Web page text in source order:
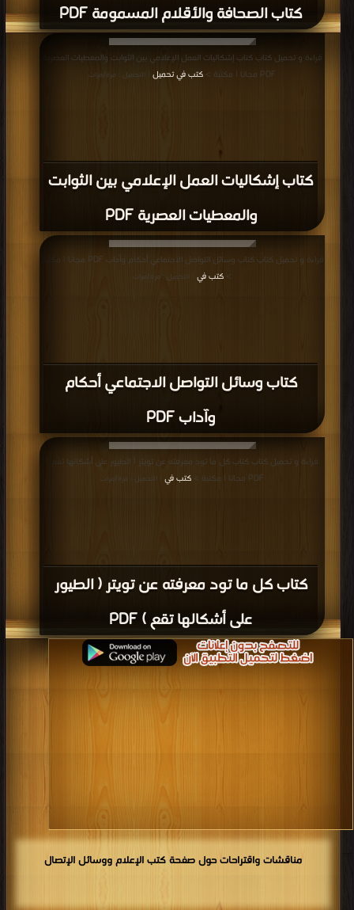
كتاب الصحافة والأقلام المسمومة PDF
كتاب إشكاليات العمل الإعلامي بين الثوابت
والمعطيات العصرية PDF
قراءة و تحميل كتاب كتاب إشكاليات العمل الإعلامي بين الثوابت والمعطيات العصرية
PDF مجانا | مكتبة >
كتب في تحميل | التحميل : مرة/مرات
كتاب وسائل التواصل الاجتماعي أحكام
وآداب PDF
قراءة و تحميل كتاب كتاب وسائل التواصل الاجتماعي أحكام وآداب PDF مجانا | مكتبة
> كتب في | التحميل : مرة/مرات
كتاب كل ما تود معرفته عن تويتر ( الطيور
على أشكالها تقع ) PDF
قراءة و تحميل كتاب كتاب كل ما تود معرفته عن تويتر ( الطيور على أشكالها تقع )
PDF مجانا | مكتبة >
كتب في | التحميل : مرة/مرات
مناقشات واقتراحات حول صفحة كتب الإعلام ووسائل الإتصال